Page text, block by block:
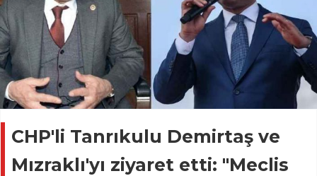
CHP'li Tanrıkulu Demirtaş ve
Mızraklı'yı ziyaret etti: "Meclis